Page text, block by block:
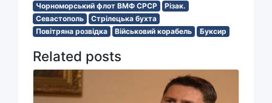
Чорноморський флот ВМФ СРСР
Різак.
Севастополь
Стрілецька бухта
Повітряна розвідка
Військовий корабель Буксир
Related posts